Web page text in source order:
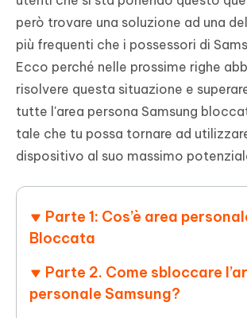
però trovare una soluzione ad una
più frequenti che i possessori di
Ecco perché nelle prossime righe
risolvere questa situazione e
tutte l'area persona Samsung
tale che tu possa tornare ad
dispositivo al suo massimo
Parte 1: Cos’è area
Bloccata
Parte 2. Come sbloccare
personale Samsung?